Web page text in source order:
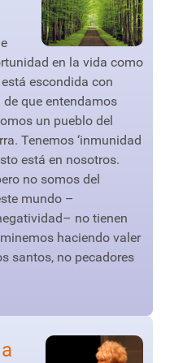
en la vida como
escondida con
que entendamos
un pueblo del
Tenemos ‘inmunidad
está en nosotros.
no somos del
mundo –
no tienen
haciendo valer
santos, no pecadores